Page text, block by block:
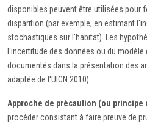
disponibles peuvent être utilisées pour
disparition (par exemple, en estimant
stochastiques sur l'habitat). Les
l'incertitude des données ou du
documentés dans la présentation des
adaptée de l'UICN 2010)
Approche de précaution (ou principe
procéder consistant à faire preuve de